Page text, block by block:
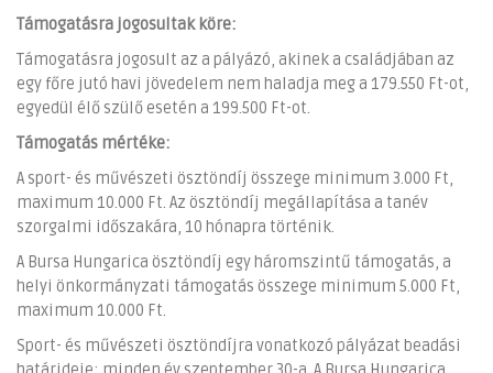
Támogatásra jogosultak köre:
Támogatásra jogosult az a pályázó, akinek a családjában az
egy főre jutó havi jövedelem nem haladja meg a 179.550 Ft-ot,
egyedül élő szülő esetén a 199.500 Ft-ot.
Támogatás mértéke:
A sport- és művészeti ösztöndíj összege minimum 3.000 Ft,
maximum 10.000 Ft. Az ösztöndíj megállapítása a tanév
szorgalmi időszakára, 10 hónapra történik.
A Bursa Hungarica ösztöndíj egy háromszintű támogatás, a
helyi önkormányzati támogatás összege minimum 5.000 Ft,
maximum 10.000 Ft.
Sport- és művészeti ösztöndíjra vonatkozó pályázat beadási